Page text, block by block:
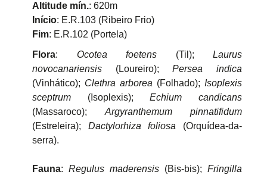
Altitude mín.: 620m
Início: E.R.103 (Ribeiro Frio)
Fim: E.R.102 (Portela)
Flora: Ocotea foetens (Til); Laurus
novocanariensis (Loureiro);Persea indica
(Vinhático); Clethra arborea (Folhado); Isoplexis
sceptrum (Isoplexis);Echium candicans
(Massaroco); Argyranthemum pinnatifidum
(Estreleira); Dactylorhiza foliosa (Orquídea-da-
serra).
Fauna: Regulus maderensis (Bis-bis); Fringilla